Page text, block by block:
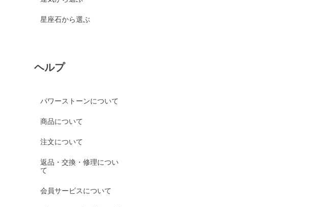
星座石から選ぶ
ヘルプ
パワーストーンについて
商品について
注文について
返品・交換・修理につい
て
会員サービスについて